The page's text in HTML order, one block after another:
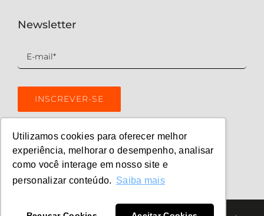
Utilizamos cookies para oferecer melhor
experiência, melhorar o desempenho, analisar
como você interage em nosso site e
personalizar conteúdo. Saiba mais
Newsletter